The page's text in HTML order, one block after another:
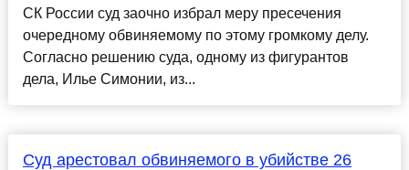
СК России суд заочно избрал меру пресечения
очередному обвиняемому по этому громкому делу.
Согласно решению суда, одному из фигурантов
дела, Илье Симонии, из...
Суд арестовал обвиняемого в убийстве 26